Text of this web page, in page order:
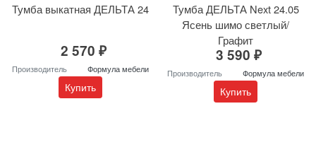
Тумба выкатная ДЕЛЬТА 24
2 570 ₽
Производитель Формула мебели
Купить
Тумба ДЕЛЬТА Next 24.05
Ясень шимо светлый/
Графит
3 590 ₽
Производитель Формула мебели
Купить